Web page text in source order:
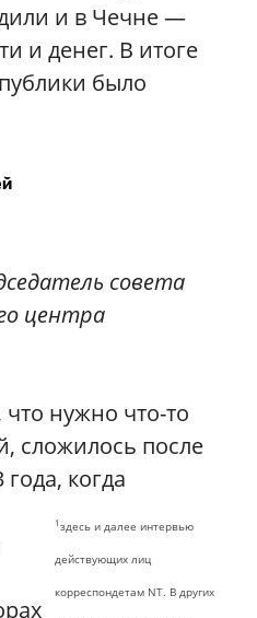
и в Чечне —
и денег. В итоге
было
совета
центра
1 здесь и далее интервью
действующих лиц
корреспондетам NT. В других
нужно что-то
сложилось после
когда